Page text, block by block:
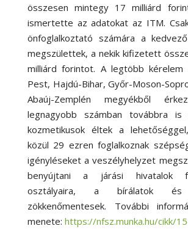
összesen mintegy 17 milliárd
ismertette az adatokat az ITM.
önfoglalkoztató számára a
megszülettek, a nekik kifizetett
milliárd forintot. A legtöbb kérelem
Pest, Hajdú-Bihar, Győr-Moson-
Abaúj-Zemplén megyékből
legnagyobb számban továbbra is
kozmetikusok éltek a
közül 29 ezren foglalkoznak
igényléseket a veszélyhelyzet
benyújtani a járási hivatalok
osztályaira, a bírálatok és
zökkenőmentesek. További
menete: https://nfsz.munka.hu/cikk/